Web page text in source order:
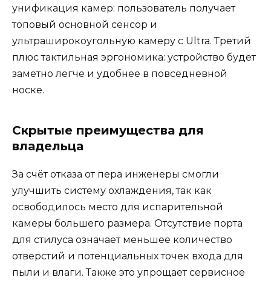
унификация камер: пользователь получает
топовый основной сенсор и
ультраширокоугольную камеру с Ultra. Третий
плюс тактильная эргономика: устройство будет
заметно легче и удобнее в повседневной
носке.
Скрытые преимущества для
владельца
За счёт отказа от пера инженеры смогли
улучшить систему охлаждения, так как
освободилось место для испарительной
камеры большего размера. Отсутствие порта
для стилуса означает меньшее количество
отверстий и потенциальных точек входа для
пыли и влаги. Также это упрощает сервисное